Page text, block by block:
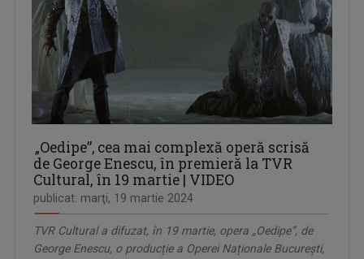
„Oedipe”, cea mai complexă operă scrisă
de George Enescu, în premieră la TVR
Cultural, în 19 martie | VIDEO
publicat: marţi, 19 martie 2024
TVR Cultural a difuzat, în 19 martie, opera „Oedipe”, de
George Enescu, o producție a Operei Naționale București,